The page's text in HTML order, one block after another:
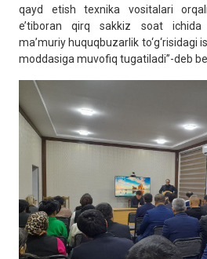
qayd etish texnika vositalari
e’tiboran qirq sakkiz soat ichida
ma’muriy huquqbuzarlik to‘g‘risidagi
moddasiga muvofiq tugatiladi”-deb